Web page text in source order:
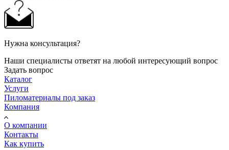
Нужна консультация?
Наши специалисты ответят на любой интересующий вопрос
Задать вопрос
Каталог
Услуги
Пиломатериалы под заказ
Компания
О компании
Контакты
Как купить